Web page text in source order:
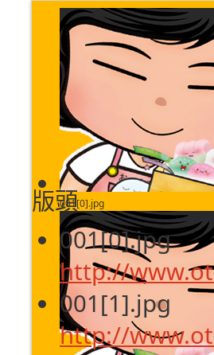
001[0].jpg
版頭
001[0].jpg
http://
001[1].jpg
http://